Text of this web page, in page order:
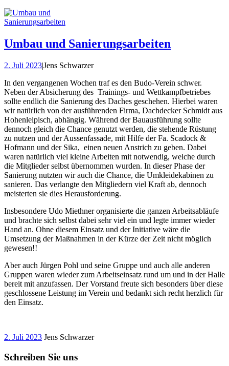
Umbau und Sanierungsarbeiten
2. Juli 2023|Jens Schwarzer
In den vergangenen Wochen traf es den Budo-Verein schwer.
Neben der Absicherung des Trainings- und Wettkampfbetriebes
sollte endlich die Sanierung des Daches geschehen. Hierbei waren
wir natürlich von der ausführenden Firma, Dachdecker Schmidt aus
Hohenleipisch, abhängig. Während der Bauausführung sollte
dennoch gleich die Chance genutzt werden, die stehende Rüstung
zu nutzen und der Aussenfassade, mit Hilfe der Fa. Scadock &
Hofmann und der Sika, einen neuen Anstrich zu geben. Dabei
waren natürlich viel kleine Arbeiten mit notwendig, welche durch
die Mitglieder selbst übernommen wurden. In dieser Phase der
Sanierung nutzten wir auch die Chance, die Umkleidekabinen zu
sanieren. Das verlangte den Mitgliedern viel Kraft ab, dennoch
meisterten sie dies Herausforderung.
Insbesondere Udo Miethner organisierte die ganzen Arbeitsabläufe
und brachte sich selbst dabei sehr viel ein und legte immer wieder
Hand an. Ohne diesem Einsatz und der Initiative wäre die
Umsetzung der Maßnahmen in der Kürze der Zeit nicht möglich
gewesen!!
Aber auch Jürgen Pohl und seine Gruppe und auch alle anderen
Gruppen waren wieder zum Arbeitseinsatz rund um und in der Halle
bereit mit anzufassen. Der Vorstand freute sich besonders über diese
geschlossene Leistung im Verein und bedankt sich recht herzlich für
den Einsatz.
2. Juli 2023 Jens Schwarzer
Schreiben Sie uns